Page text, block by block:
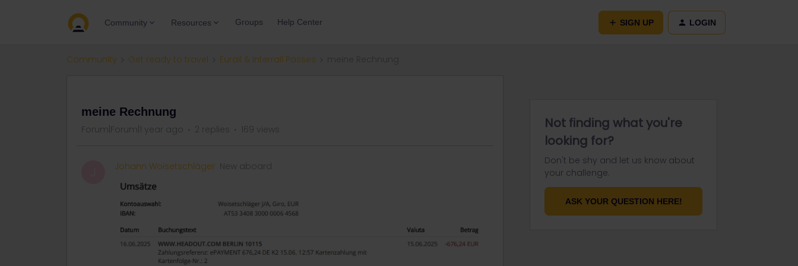
Community Resources Groups Help Center SIGN UP LOGIN
Community Get ready to travel Eurail & Interrail Passes
meine Rechnung
Forum|Forum|1 year ago 2 replies 169 views
Johann Woisetschläger New aboard
Not finding what you're
looking for?
Don't be shy and let us know about
your challenge.
ASK YOUR QUESTION HERE!